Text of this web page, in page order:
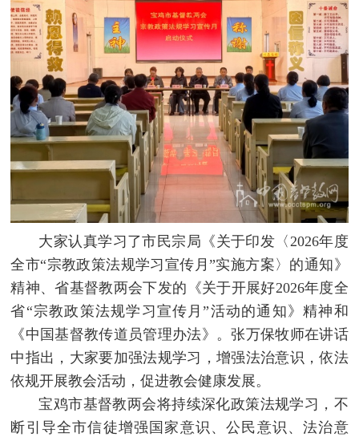
大家认真学习了市民宗局《关于印发〈2026年度
全市“宗教政策法规学习宣传月”实施方案〉的通知》
精神、省基督教两会下发的《关于开展好2026年度全
省“宗教政策法规学习宣传月”活动的通知》精神和
《中国基督教传道员管理办法》。张万保牧师在讲话
中指出，大家要加强法规学习，增强法治意识，依法
依规开展教会活动，促进教会健康发展。
宝鸡市基督教两会将持续深化政策法规学习，不
断引导全市信徒增强国家意识、公民意识、法治意